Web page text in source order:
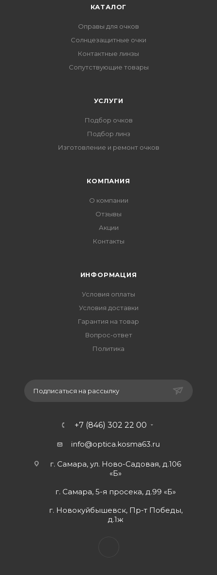
КАТАЛОГ
Оправы для очков
Солнцезащитные очки
Контактные линзы
Сопутствующие товары
УСЛУГИ
Подбор очков
Подбор линз
Изготовление и ремонт очков
КОМПАНИЯ
О компании
Отзывы
Акции
Контакты
ИНФОРМАЦИЯ
Условия оплаты
Условия доставки
Гарантия на товар
Вопрос-ответ
Политика
Подписаться на рассылку
+7 (846) 302 22 00
info@optica.kosma63.ru
г. Самара, ул. Ново-Садовая, д.106
«Б»
г. Самара, 5-я просека, д.99 «Б»
г. Новокуйбышевск, Пр-т Победы,
д.1ж